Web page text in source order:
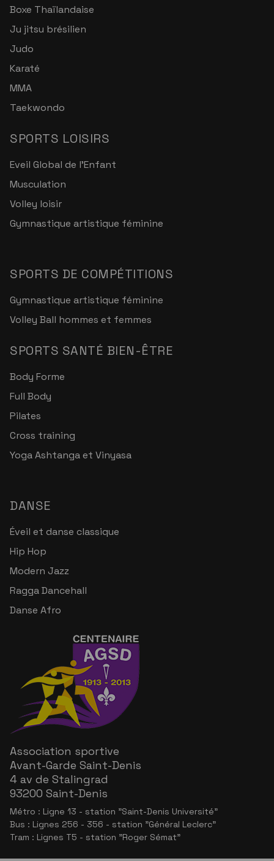
Association sportive
Avant-Garde Saint-Denis
4 av de Stalingrad
93200 Saint-Denis
Métro : Ligne 13 - station "Saint-Denis Université"
Bus : Lignes 256 - 356 - station "Général Leclerc"
Tram : Lignes T5 - station "Roger Sémat"
Boxe Thaïlandaise
Ju jitsu brésilien
Judo
Karaté
MMA
Taekwondo
SPORTS LOISIRS
Eveil Global de l'Enfant
Musculation
Volley loisir
Gymnastique artistique féminine
SPORTS DE COMPÉTITIONS
Gymnastique artistique féminine
Volley Ball hommes et femmes
SPORTS SANTÉ BIEN-ÊTRE
Body Forme
Full Body
Pilates
Cross training
Yoga Ashtanga et Vinyasa
DANSE
Éveil et danse classique
Hip Hop
Modern Jazz
Ragga Dancehall
Danse Afro